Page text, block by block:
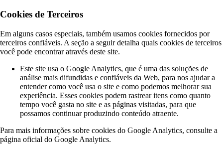
Cookies de Terceiros
Em alguns casos especiais, também usamos cookies fornecidos por
terceiros confiáveis. A seção a seguir detalha quais cookies de terceiros
você pode encontrar através deste site.
Este site usa o Google Analytics, que é uma das soluções de
análise mais difundidas e confiáveis ​​da Web, para nos ajudar a
entender como você usa o site e como podemos melhorar sua
experiência. Esses cookies podem rastrear itens como quanto
tempo você gasta no site e as páginas visitadas, para que
possamos continuar produzindo conteúdo atraente.
Para mais informações sobre cookies do Google Analytics, consulte a
página oficial do Google Analytics.